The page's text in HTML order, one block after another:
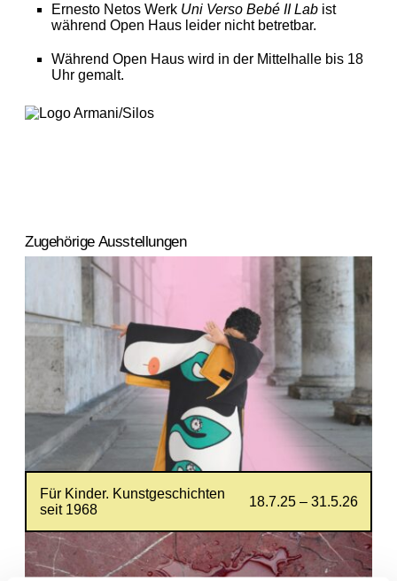
Ernesto Netos Werk Uni Verso Bebé II Lab ist
während Open Haus leider nicht betretbar.
Während Open Haus wird in der Mittelhalle bis 18
Uhr gemalt.
Zugehörige Ausstellungen
Für Kinder. Kunstgeschichten
seit 1968
18.7.25 – 31.5.26